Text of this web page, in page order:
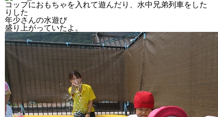
コップにおもちゃを入れて遊んだり、水中兄弟列車をした
りした
年少さんの水遊び
盛り上がっていたよ。